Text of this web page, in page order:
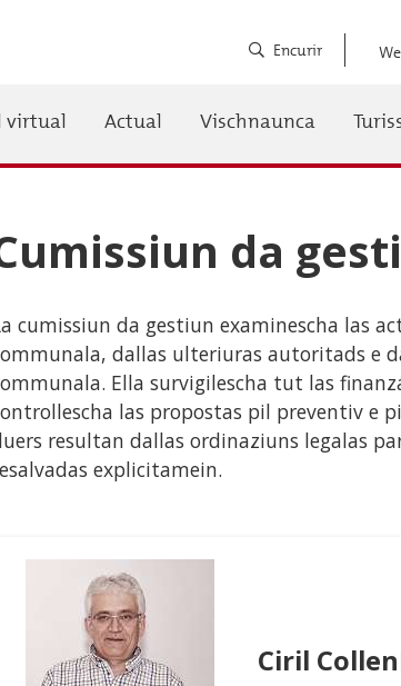
Encurir
virtual Actual Vischnaunca
da
cumissiun da gestiun examinescha las
dallas ulteriuras autoritads e
Ella survigilescha tut las
las propostas pil preventiv e
resultan dallas ordinaziuns legalas
explicitamein.
Ciril